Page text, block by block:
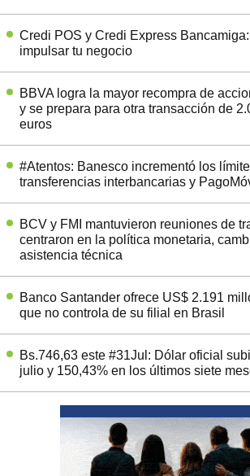
Credi POS y Credi Express
impulsar tu negocio
BBVA logra la mayor recompra de
y se prepara para otra transacción de
euros
#Atentos: Banesco incrementó los
transferencias interbancarias y
BCV y FMI mantuvieron reuniones de
centraron en la política monetaria,
asistencia técnica
Banco Santander ofrece US$ 2.191
que no controla de su filial en Brasil
Bs.746,63 este #31Jul: Dólar oficial
julio y 150,43% en los últimos siete